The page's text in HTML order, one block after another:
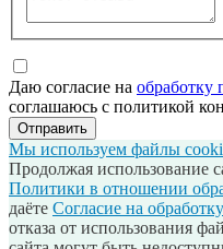
Даю согласие на обработку
соглашаюсь с политикой
Отправить
Мы используем файлы
Продолжая использование
Политики в отношении
даёте Согласие на
отказа от использования